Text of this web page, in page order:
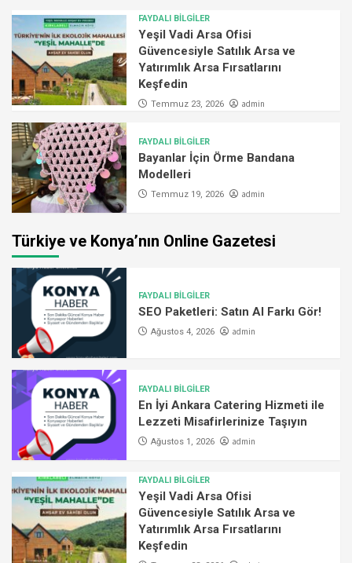
FAYDALI BİLGİLER
Yeşil Vadi Arsa Ofisi
Güvencesiyle Satılık Arsa ve
Yatırımlık Arsa Fırsatlarını
Keşfedin
Temmuz 23, 2026 admin
FAYDALI BİLGİLER
Bayanlar İçin Örme Bandana
Modelleri
Temmuz 19, 2026 admin
Türkiye ve Konya’nın Online Gazetesi
FAYDALI BİLGİLER
SEO Paketleri: Satın Al Farkı Gör!
Ağustos 4, 2026 admin
FAYDALI BİLGİLER
En İyi Ankara Catering Hizmeti ile
Lezzeti Misafirlerinize Taşıyın
Ağustos 1, 2026 admin
FAYDALI BİLGİLER
Yeşil Vadi Arsa Ofisi
Güvencesiyle Satılık Arsa ve
Yatırımlık Arsa Fırsatlarını
Keşfedin